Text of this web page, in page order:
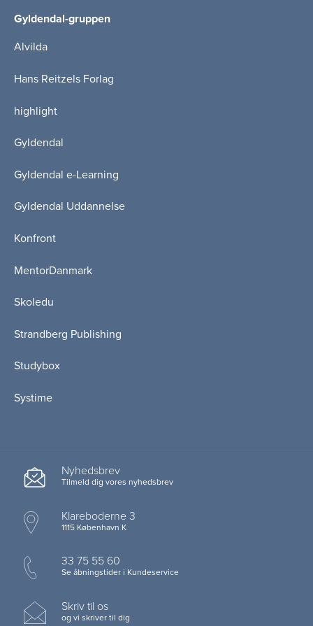
Gyldendal-gruppen
Alvilda
Hans Reitzels Forlag
highlight
Gyldendal
Gyldendal e-Learning
Gyldendal Uddannelse
Konfront
MentorDanmark
Skoledu
Strandberg Publishing
Studybox
Systime
Nyhedsbrev
Tilmeld dig vores nyhedsbrev
Klareboderne 3
1115 København K
33 75 55 60
Se åbningstider i Kundeservice
Skriv til os
og vi skriver til dig